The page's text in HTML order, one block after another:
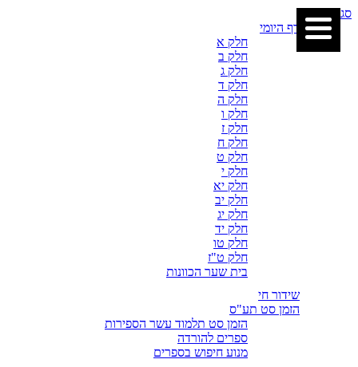
סגור
דף היומי
חלק א
חלק ב
חלק ג
חלק ד
חלק ה
חלק ו
חלק ז
חלק ח
חלק ט
חלק י
חלק יא
חלק יב
חלק יג
חלק יד
חלק טו
חלק ט"ז
בית שער הכוונות
שידור חי
הזמן סט תע"ס
הזמן סט תלמוד עשר הספירות
ספרים להורדה
מנוע חיפוש בספרים